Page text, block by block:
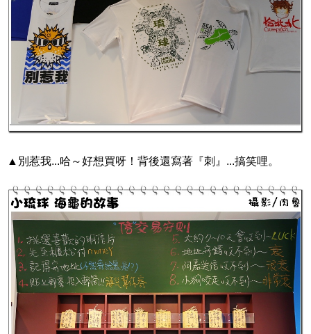
▲別惹我...哈～好想買呀！背後還寫著『刺』...搞笑哩。